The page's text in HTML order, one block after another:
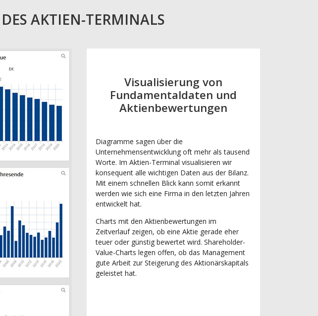
AKTIEN-TERMINALS
Visualisierung von
Fundamentaldaten und
Aktienbewertungen
Diagramme sagen über die
Unternehmensentwicklung oft mehr als tausend
Worte. Im Aktien-Terminal visualisieren wir
konsequent alle wichtigen Daten aus der Bilanz.
Mit einem schnellen Blick kann somit erkannt
werden wie sich eine Firma in den letzten Jahren
entwickelt hat.
Charts mit den Aktienbewertungen im
Zeitverlauf zeigen, ob eine Aktie gerade eher
teuer oder günstig bewertet wird. Shareholder-
Value-Charts legen offen, ob das Management
gute Arbeit zur Steigerung des Aktionärskapitals
geleistet hat.